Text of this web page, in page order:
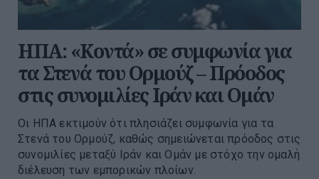
ΗΠΑ: «Κοντά» σε συμφωνία για
τα Στενά του Ορμούζ – Πρόοδος
στις συνομιλίες Ιράν και Ομάν
Οι ΗΠΑ εκτιμούν ότι πλησιάζει συμφωνία για τα
Στενά του Ορμούζ, καθώς σημειώνεται πρόοδος στις
συνομιλίες μεταξύ Ιράν και Ομάν με στόχο την ομαλή
διέλευση των εμπορικών πλοίων.